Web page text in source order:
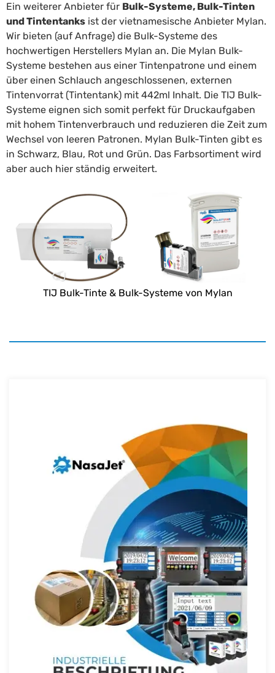
Ein weiterer Anbieter für Bulk-Systeme, Bulk-Tinten
und Tintentanks ist der vietnamesische Anbieter Mylan.
Wir bieten (auf Anfrage) die Bulk-Systeme des
hochwertigen Herstellers Mylan an. Die Mylan Bulk-
Systeme bestehen aus einer Tintenpatrone und einem
über einen Schlauch angeschlossenen, externen
Tintenvorrat (Tintentank) mit 442ml Inhalt. Die TIJ Bulk-
Systeme eignen sich somit perfekt für Druckaufgaben
mit hohem Tintenverbrauch und reduzieren die Zeit zum
Wechsel von leeren Patronen. Mylan Bulk-Tinten gibt es
in Schwarz, Blau, Rot und Grün. Das Farbsortiment wird
aber auch hier ständig erweitert.
TIJ Bulk-Tinte & Bulk-Systeme von Mylan